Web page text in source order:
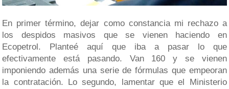
En primer término, dejar como constancia mi rechazo a
los despidos masivos que se vienen haciendo en
Ecopetrol. Planteé aquí que iba a pasar lo que
efectivamente está pasando. Van 160 y se vienen
imponiendo además una serie de fórmulas que empeoran
la contratación. Lo segundo, lamentar que el Ministerio